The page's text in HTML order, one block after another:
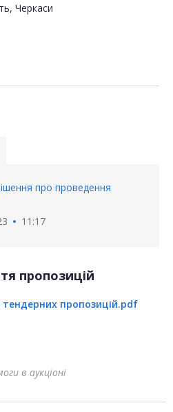
Черкаси
про проведення
11:17
пропозицій
пропозицій.pdf
в аукціоні